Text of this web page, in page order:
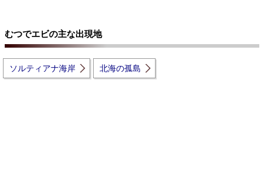
むつでエビの主な出現地
ソルティアナ海岸 北海の孤島